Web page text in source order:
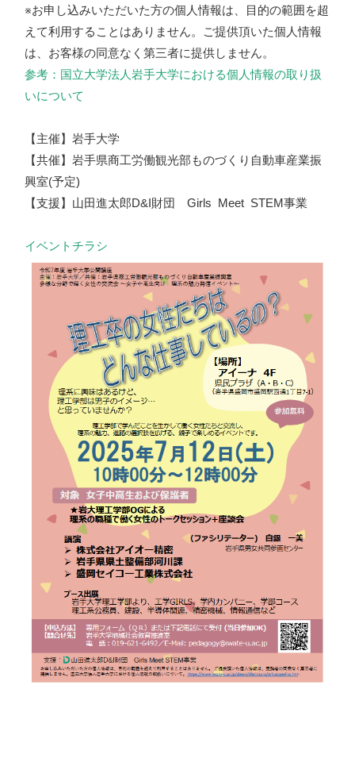
※お申し込みいただいた方の個人情報は、目的の範囲を超
えて利用することはありません。ご提供頂いた個人情報
は、お客様の同意なく第三者に提供しません。
参考：国立大学法人岩手大学における個人情報の取り扱
いについて
【主催】岩手大学
【共催】岩手県商工労働観光部ものづくり自動車産業振
興室(予定)
【支援】山田進太郎D&I財団 Girls Meet STEM事業
イベントチラシ